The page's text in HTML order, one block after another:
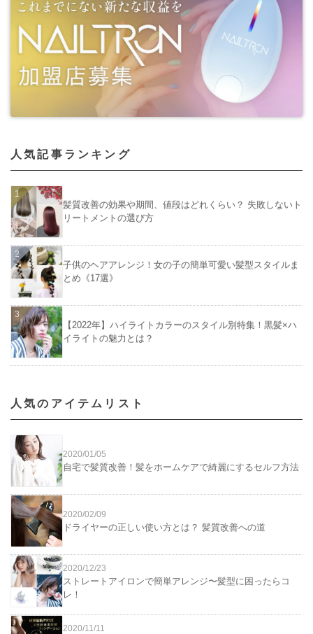
人気記事ランキング
髪質改善の効果や期間、値段はどれくらい？ 失敗しないト
リートメントの選び方
子供のヘアアレンジ！女の子の簡単可愛い髪型スタイルま
とめ《17選》
【2022年】ハイライトカラーのスタイル別特集！黒髪×ハ
イライトの魅力とは？
人気のアイテムリスト
2020/01/05
自宅で髪質改善！髪をホームケアで綺麗にするセルフ方法
2020/02/09
ドライヤーの正しい使い方とは？ 髪質改善への道
2020/12/23
ストレートアイロンで簡単アレンジ〜髪型に困ったらコ
レ！
2020/11/11